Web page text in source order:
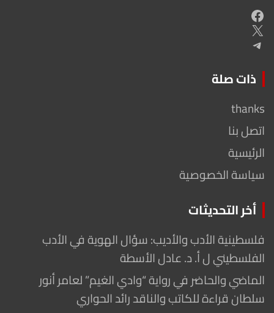
Facebook
X
Telegram
ذات صلة
thanks
اتصل بنا
الرئيسية
سياسة الخصوصية
أخر التحديثات
فلسطينية الأدب والأديب: سؤال الهوية في الأدب
الفلسطيني ل أ. د. عادل الأسطة
الماضي والحاضر في رواية “وادي الغيم” لعامر أنور
سلطان قراءة للكاتب والناقد رائد الحواري